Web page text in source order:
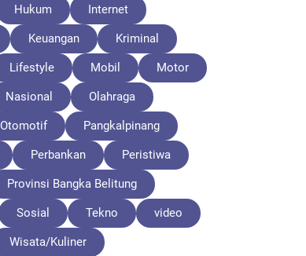
Hukum Internet
Keuangan Kriminal
Lifestyle Mobil Motor
Nasional Olahraga
Otomotif Pangkalpinang
Perbankan Peristiwa
Provinsi Bangka Belitung
Sosial Tekno video
Wisata/Kuliner